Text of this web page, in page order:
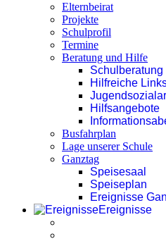
Elternbeirat
Projekte
Schulprofil
Termine
Beratung und Hilfe
Schulberatung
Hilfreiche
Hilfsangebote
Busfahrplan
Lage unserer Schule
Ganztag
Speisesaal
Speiseplan
Ereignisse
Ereignisse